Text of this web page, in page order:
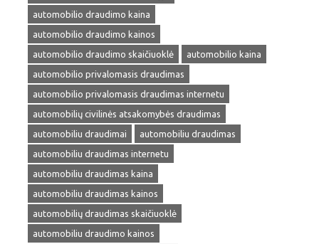
automobilio draudimo kaina
automobilio draudimo kainos
automobilio draudimo skaičiuoklė
automobilio kaina
automobilio privalomasis draudimas
automobilio privalomasis draudimas internetu
automobilių civilinės atsakomybės draudimas
automobiliu draudimai
automobiliu draudimas
automobiliu draudimas internetu
automobiliu draudimas kaina
automobiliu draudimas kainos
automobilių draudimas skaičiuoklė
automobiliu draudimo kainos